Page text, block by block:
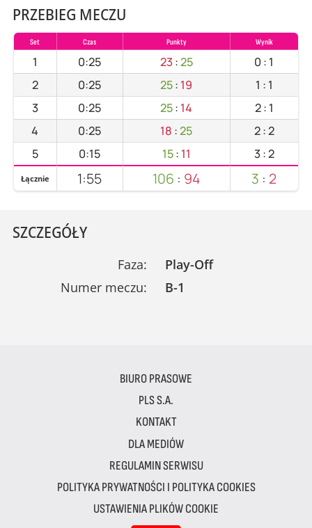
PRZEBIEG MECZU
Set Czas Punkty Wynik
1 0:25 23:25 0 : 1
2
0:25 25: 19 1 : 1
3
0:25 25: 14 2: 1
4
0:25 18 :25 2:2
5
0:15 15: 11 3:2
Łącznie 1:55 106 : 94 3 : 2
SZCZEGÓŁY
Faza:
Play-Off
Numer meczu:
B-1
BIURO PRASOWE
PLS S.A.
KONTAKT
DLA MEDIÓW
REGULAMIN SERWISU
POLITYKA PRYWATNOŚCI I POLITYKA COOKIES
USTAWIENIA PLIKÓW COOKIE